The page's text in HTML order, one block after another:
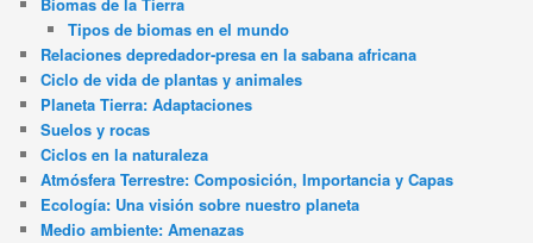
Biomas de la Tierra
Tipos de biomas en el mundo
Relaciones depredador-presa en la sabana africana
Ciclo de vida de plantas y animales
Planeta Tierra: Adaptaciones
Suelos y rocas
Ciclos en la naturaleza
Atmósfera Terrestre: Composición, Importancia y Capas
Ecología: Una visión sobre nuestro planeta
Medio ambiente: Amenazas